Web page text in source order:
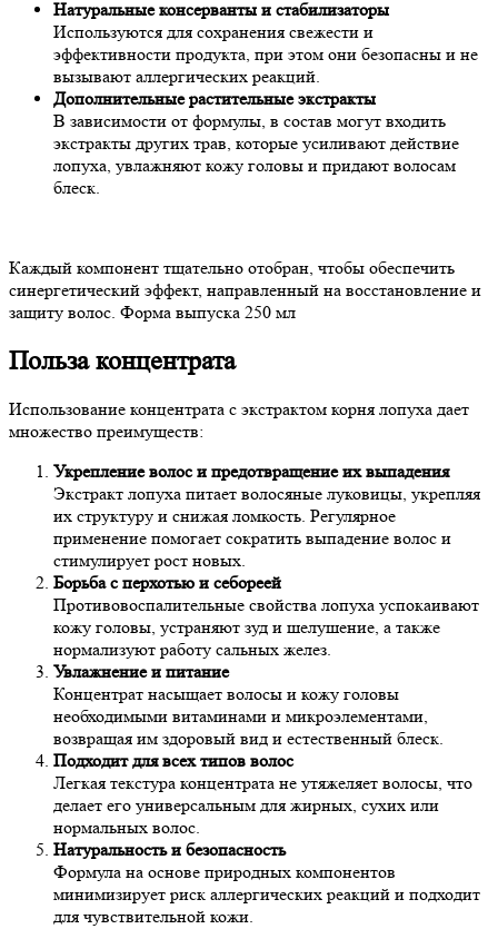
Натуральные консерванты и стабилизаторы
Используются для сохранения свежести и
эффективности продукта, при этом они безопасны и не
вызывают аллергических реакций.
Дополнительные растительные экстракты
В зависимости от формулы, в состав могут входить
экстракты других трав, которые усиливают действие
лопуха, увлажняют кожу головы и придают волосам
блеск.
Каждый компонент тщательно отобран, чтобы обеспечить
синергетический эффект, направленный на восстановление и
защиту волос. Форма выпуска 250 мл
Польза концентрата
Использование концентрата с экстрактом корня лопуха дает
множество преимуществ:
Укрепление волос и предотвращение их выпадения
Экстракт лопуха питает волосяные луковицы, укрепляя
их структуру и снижая ломкость. Регулярное
применение помогает сократить выпадение волос и
стимулирует рост новых.
Борьба с перхотью и себореей
Противовоспалительные свойства лопуха успокаивают
кожу головы, устраняют зуд и шелушение, а также
нормализуют работу сальных желез.
Увлажнение и питание
Концентрат насыщает волосы и кожу головы
необходимыми витаминами и микроэлементами,
возвращая им здоровый вид и естественный блеск.
Подходит для всех типов волос
Легкая текстура концентрата не утяжеляет волосы, что
делает его универсальным для жирных, сухих или
нормальных волос.
Натуральность и безопасность
Формула на основе природных компонентов
минимизирует риск аллергических реакций и подходит
для чувствительной кожи.